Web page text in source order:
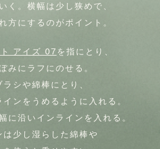
く。横幅は少し狭めで、
方にするのがポイント。
アイズ 07 を指にとり、
みにラフにのせる。
シや綿棒にとり、
ンをうめるように入れる。
に沿いインラインを入れる。
は少し湿らした綿棒や